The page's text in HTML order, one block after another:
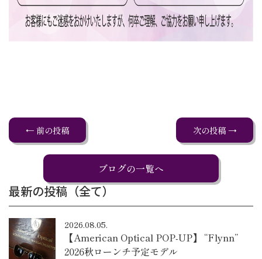
← 前の投稿 次の投稿 →
ブログの一覧へ
最新の投稿（全て）
2026.08.05.
【American Optical POP-UP】 “Flynn”
2026秋ローンチ予定モデル